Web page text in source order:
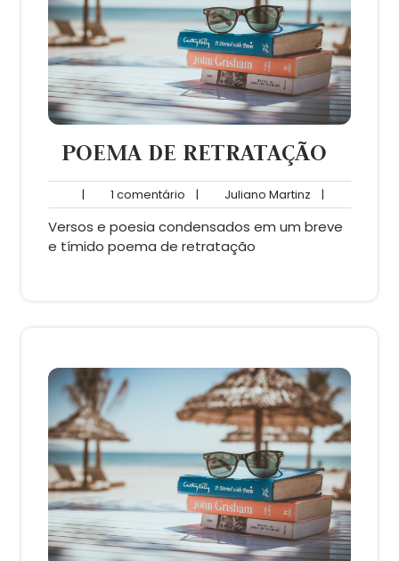
POEMA DE RETRATAÇÃO
| 1 comentário
comentário
| Juliano Martinz Juliano
Martinz
|
Versos e poesia condensados em um breve
e tímido poema de retratação